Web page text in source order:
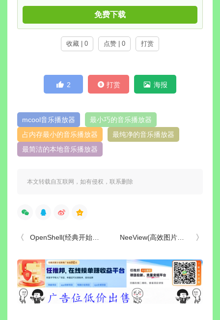
免费下载
收藏 | 0 点赞 | 0 打赏
2 打赏 海报
mcool音乐播放器
最小巧的音乐播放器
占内存最小的音乐播放器
最纯净的音乐播放器
最简洁的本地音乐播放器
本文转载自互联网，如有侵权，联系删除
OpenShell(经典开始菜单软件) v4.4.200 简体中文版 NeeView(高效图片浏览器) v46.0 中文绿色版